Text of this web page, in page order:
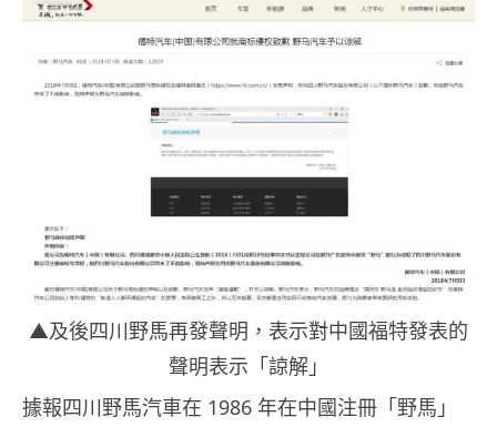
▲及後四川野馬再發聲明，表示對中國福特發表的
聲明表示「諒解」
據報四川野馬汽車在 1986 年在中國注冊「野馬」